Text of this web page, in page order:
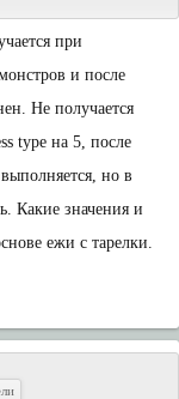
при
и после
Не получается
type на 5, после
но в
Какие значения и
ежи с тарелки.